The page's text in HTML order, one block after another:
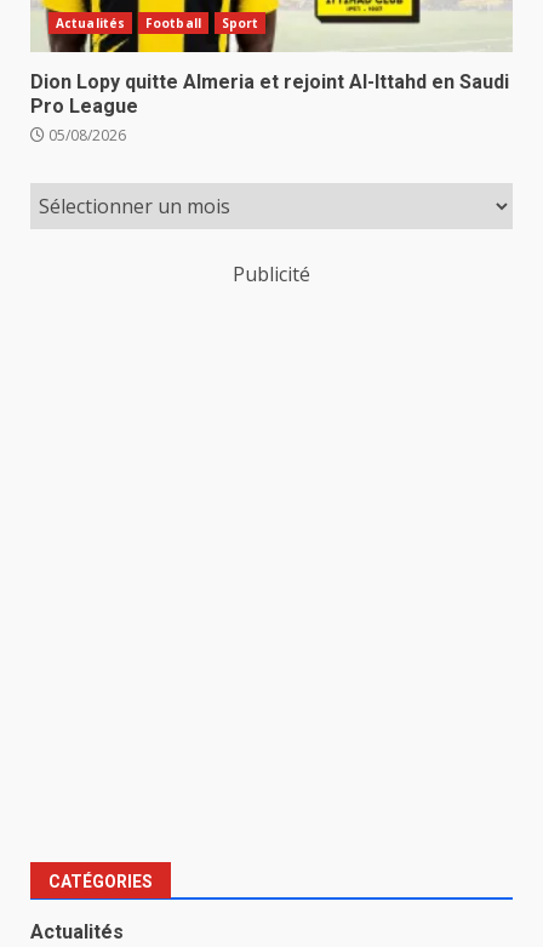
Actualités Football Sport
Dion Lopy quitte Almeria et rejoint Al-Ittahd en Saudi
Pro League
05/08/2026
Publicité
CATÉGORIES
Actualités